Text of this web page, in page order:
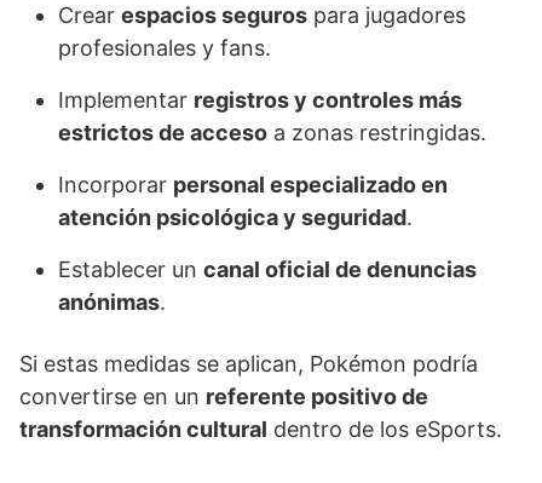
Crear espacios seguros para jugadores
profesionales y fans.
Implementar registros y controles más
estrictos de acceso a zonas restringidas.
Incorporar personal especializado en
atención psicológica y seguridad.
Establecer un canal oficial de denuncias
anónimas.
Si estas medidas se aplican, Pokémon podría
convertirse en un referente positivo de
transformación cultural dentro de los eSports.